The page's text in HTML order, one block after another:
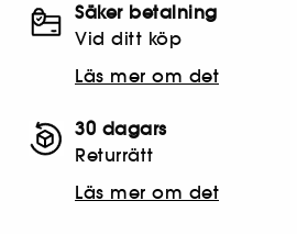
Säker betalning
Vid ditt köp
Läs mer om det
30 dagars
Returrätt
Läs mer om det